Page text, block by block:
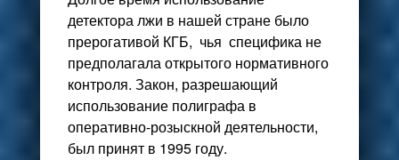
детектора лжи в нашей стране было
прерогативой КГБ, чья специфика не
предполагала открытого нормативного
контроля. Закон, разрешающий
использование полиграфа в
оперативно-розыскной деятельности,
был принят в 1995 году.